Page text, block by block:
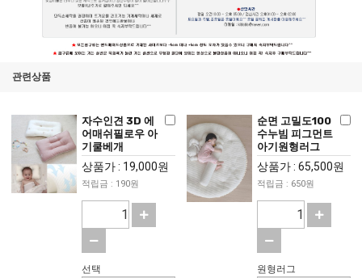
관련상품
자수인견 3D 에
어매쉬필로우 아
기쿨베개
상품가 : 19,000원
적립금 : 190원
선택
순면 고밀도100
수누빔 피그먼트
아기원형러그
상품가 : 65,500원
적립금 : 650원
원형러그